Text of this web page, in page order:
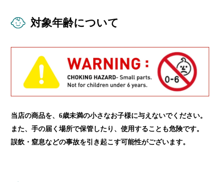
対象年齢について
当店の商品を、6歳未満の小さなお子様に与えないでください。
また、手の届く場所で保管したり、使用することも危険です。
誤飲・窒息などの事故を引き起こす可能性がございます。